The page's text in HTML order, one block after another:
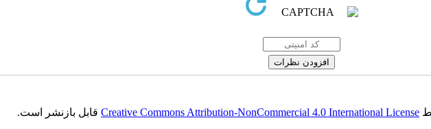
Creative Commons Attribution-NonCommercial 4.0 International Licenseقابل بازنشر است.